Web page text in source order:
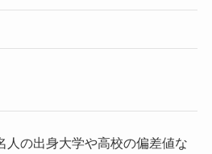
人の出身大学や高校の偏差値な